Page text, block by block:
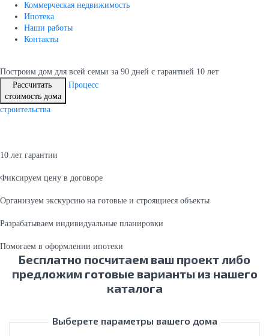
Коммерческая недвижимость
Ипотека
Наши работы
Контакты
Построим дом для всей семьи за 90 дней с гарантией 10 лет
Рассчитать
стоимость дома
Процесс
строительства
10 лет гарантии
Фиксируем цену в договоре
Организуем экскурсию на готовые и строящиеся объекты
Разрабатываем индивидуальные планировки
Помогаем в оформлении ипотеки
Бесплатно посчитаем ваш проект либо
предложим готовые варианты из нашего
каталога
Выберете параметры вашего дома